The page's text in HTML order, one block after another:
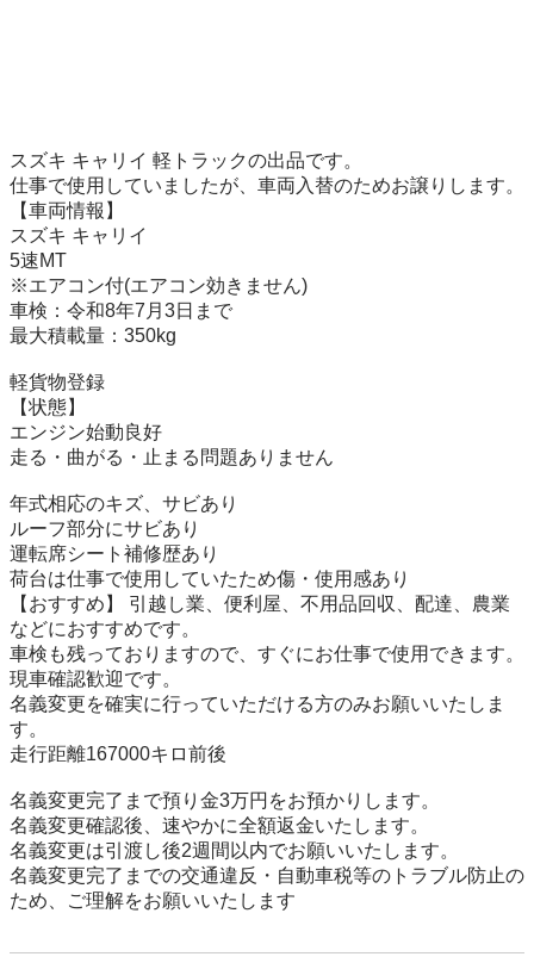
スズキ キャリイ 軽トラックの出品です。
仕事で使用していましたが、車両入替のためお譲りします。
【車両情報】
スズキ キャリイ
5速MT
※エアコン付(エアコン効きません)
車検：令和8年7月3日まで
最大積載量：350kg
軽貨物登録
【状態】
エンジン始動良好
走る・曲がる・止まる問題ありません
年式相応のキズ、サビあり
ルーフ部分にサビあり
運転席シート補修歴あり
荷台は仕事で使用していたため傷・使用感あり
【おすすめ】 引越し業、便利屋、不用品回収、配達、農業
などにおすすめです。
車検も残っておりますので、すぐにお仕事で使用できます。
現車確認歓迎です。
名義変更を確実に行っていただける方のみお願いいたしま
す。
走行距離167000キロ前後
名義変更完了まで預り金3万円をお預かりします。
名義変更確認後、速やかに全額返金いたします。
名義変更は引渡し後2週間以内でお願いいたします。
名義変更完了までの交通違反・自動車税等のトラブル防止の
ため、ご理解をお願いいたします